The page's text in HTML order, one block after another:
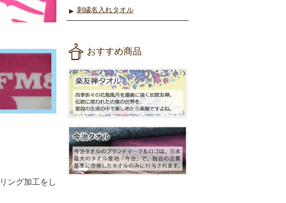
ング加工をし
刺繍名入れタオル
おすすめ商品